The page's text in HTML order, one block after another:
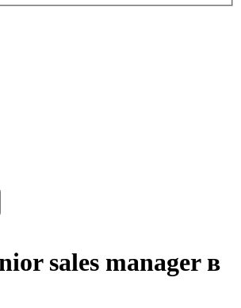
sales manager в